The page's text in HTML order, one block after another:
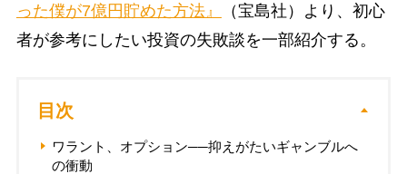
った僕が7億円貯めた方法』
（宝島社）より、初心
者が参考にしたい投資の失敗談を一部紹介する。
目次
ワラント、オプション──抑えがたいギャンブルへ
の衝動